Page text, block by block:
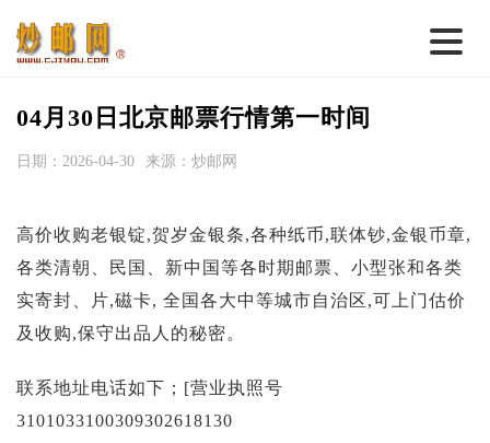
首 页
名家综述
热点话题
邮币卡苑
04月30日北京邮票行情第一时间
日期：2026-04-30 来源：炒邮网
高价收购老银锭,贺岁金银条,各种纸币,联体钞,金银币章,
各类清朝、民国、新中国等各时期邮票、小型张和各类
实寄封、片,磁卡, 全国各大中等城市自治区,可上门估价
及收购,保守出品人的秘密。
联系地址电话如下；[营业执照号
3101033100309302618130